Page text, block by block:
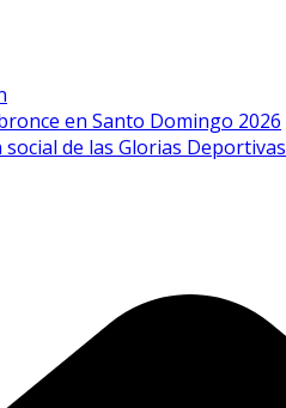
en Santo Domingo 2026
de las Glorias Deportivas